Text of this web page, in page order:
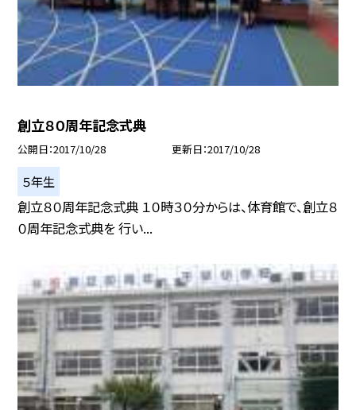
創立８０周年記念式典
公開日 2017/10/28 更新日 2017/10/28
５年生
創立８０周年記念式典 １０時３０分からは、体育館で、創立８
０周年記念式典を 行い...